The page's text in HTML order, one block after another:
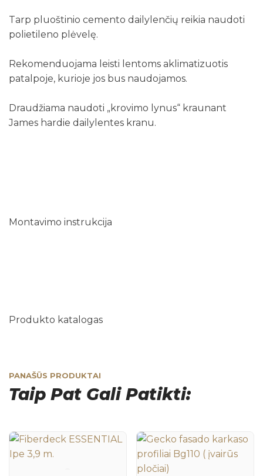
Tarp pluoštinio cemento dailylenčių reikia naudoti
polietileno plėvelę.
Rekomenduojama leisti lentoms aklimatizuotis
patalpoje, kurioje jos bus naudojamos.
Draudžiama naudoti „krovimo lynus“ kraunant
James hardie dailylentes kranu.
Montavimo instrukcija
Produkto katalogas
PANAŠŪS PRODUKTAI
Taip Pat Gali Patikti: